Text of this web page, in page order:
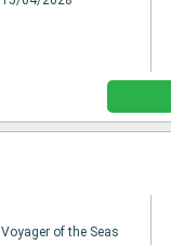
Voyager of the Seas